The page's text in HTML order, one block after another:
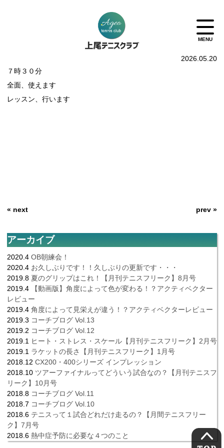
2026.05.20
７時３０分
全面、使えます
レッスン、行います
« next prev »
アーカイブ
2020.4 OB朝練会！
2020.4 お久しぶりです！！久しぶりの更新です・・・
2019.8 夏のグリップはこれ！【月刊テニスフリーク】8月号
2019.4
【動画版】角度によって色が変わる！？アクティベクター
レビュー
2019.4 角度によって見栄えが違う！？アクティベクターレビュー
2019.3 コーチブログ Vol.13
2019.2 コーチブログ Vol.12
2019.1 ヒート・ストレス・スケール【月刊テニスフリーク】2月号
2019.1 ラケットの長さ【月刊テニスフリーク】1月号
2018.12 CX200・400シリーズ インプレッション
2018.10 ツアーファイナルってどういう試合なの？【月刊テニスフ
リーク】10月号
2018.8 コーチブログ Vol.11
2018.7 コーチブログ Vol.10
2018.6 テニスって１試合どれだけ走るの？【月間テニスフリー
ク】7月号
2018.6 熱中症予防に必要な４つのこと